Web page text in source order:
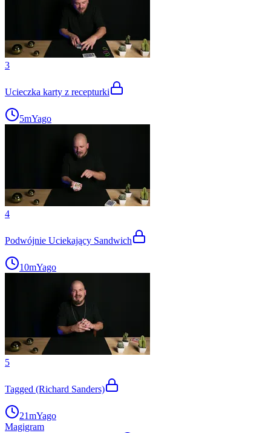
3
Ucieczka karty z recepturki
5mYago
4
Podwójnie Uciekający Sandwich
10mYago
5
Tagged (Richard Sanders)
21mYago
Magigram